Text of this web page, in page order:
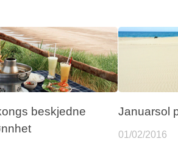
beskjedne
Januarsol
01/02/2016